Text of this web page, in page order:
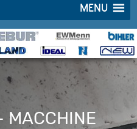
MENU
MACCHINE